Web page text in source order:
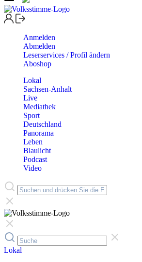
Anmelden
Abmelden
Leserservices / Profil ändern
Aboshop
Lokal
Sachsen-Anhalt
Live
Mediathek
Sport
Deutschland
Panorama
Leben
Blaulicht
Podcast
Video
Lokal